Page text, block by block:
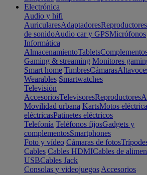
Electrónica
Audio y hifi
AuricularesAdaptadoresReproductores
de sonidoAudio car y GPSMicrófonos
Informática
AlmacenamientoTablets
Gaming & streaming Monitores
Smart home TimbresCámaras
Wearables Smartwatches
Televisión
AccesoriosTelevisoresReproductores
Movilidad urbana KartsMotos
eléctricasPatinetes eléctricos
Telefonía Teléfonos fijosGadgets y
complementosSmartphones
Foto y vídeo Cámaras de fotos
Cables Cables HDMICables de
USBCables Jack
Consolas y videojuegos Accesorios